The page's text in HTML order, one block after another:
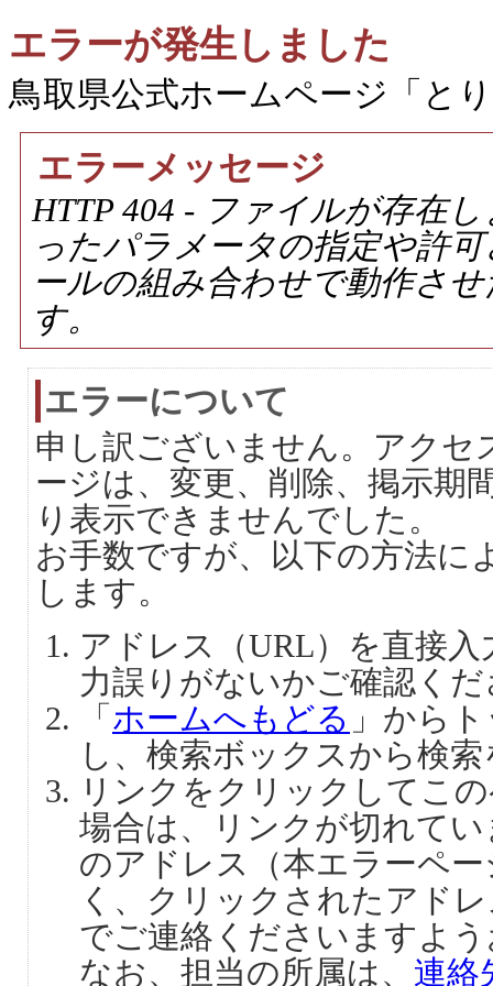
エラーが発生しました
鳥取県公式ホームページ「と
エラーメッセージ
HTTP 404 - ファイルが存在
ったパラメータの指定や許
ールの組み合わせで動作さ
す。
エラーについて
申し訳ございません。アクセ
ージは、変更、削除、掲示期
り表示できませんでした。
お手数ですが、以下の方法に
します。
アドレス（URL）を直接
力誤りがないかご確認く
「 ホームへもどる 」から
し、検索ボックスから検
リンクをクリックしてこ
場合は、リンクが切れて
のアドレス（本エラーペ
く、クリックされたアド
でご連絡くださいますよ
なお、担当の所属は、 連絡